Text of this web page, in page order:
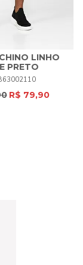
52 +
LINHO
PRETO
R$ 79,90